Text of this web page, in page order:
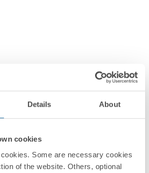
Details About
cookies
Some are necessary cookies
of the website. Others, optional
BT Mesh blanco IP54